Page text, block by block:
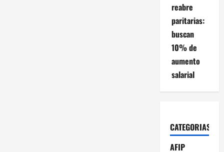
reabre
paritarias:
buscan
10% de
aumento
salarial
CATEGORIAS
AFIP